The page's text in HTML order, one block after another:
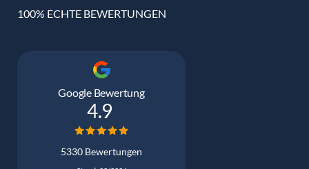
100% ECHTE BEWERTUNGEN
Google Bewertung
4.9
5330 Bewertungen